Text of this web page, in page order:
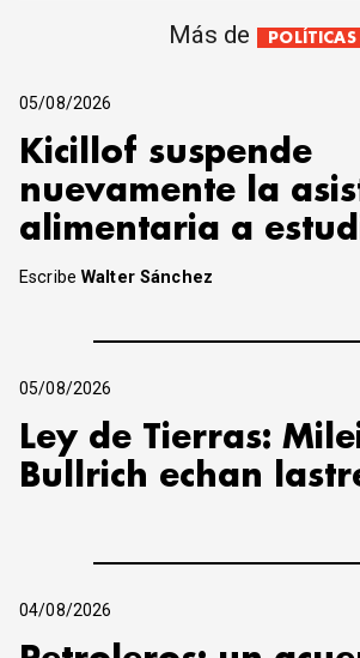
Más de POLÍTICAS
05/08/2026
Kicillof suspende
nuevamente la
alimentaria a
EscribeWalter Sánchez
05/08/2026
Ley de Tierras:
Bullrich echan
04/08/2026